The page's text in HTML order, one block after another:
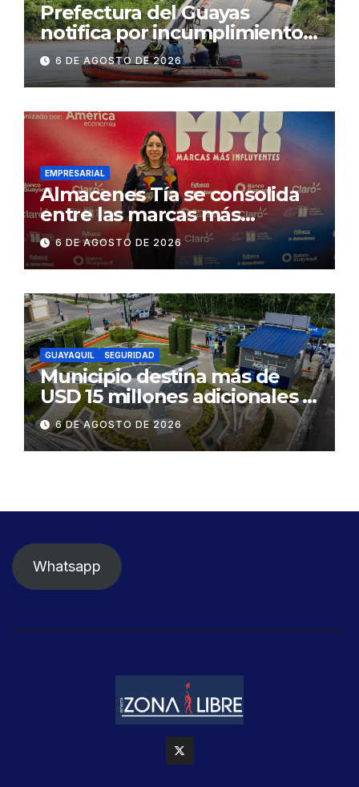
Prefectura del Guayas
notifica por incumplimiento
contractual a la
Concesionaria CONORTE y
exige celeridad en
desmontaje del puente
Gonzalo Icaza Cornejo, en
Daule
6 DE AGOSTO DE 2026
EMPRESARIAL
Almacenes Tía se consolida
entre las marcas más
influyentes del Ecuador
6 DE AGOSTO DE 2026
GUAYAQUIL SEGURIDAD
Municipio destina más de
USD 15 millones adicionales a
SEGURA EP para fortalecer la
seguridad ciudadana
6 DE AGOSTO DE 2026
Whatsapp